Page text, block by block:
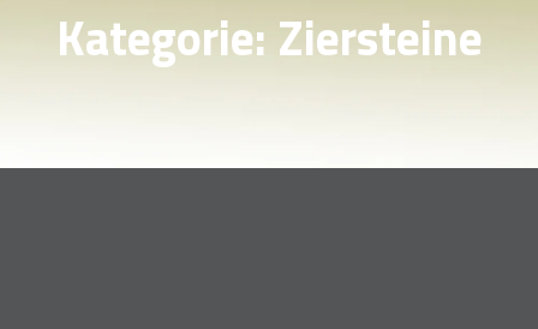
Kategorie:Ziersteine